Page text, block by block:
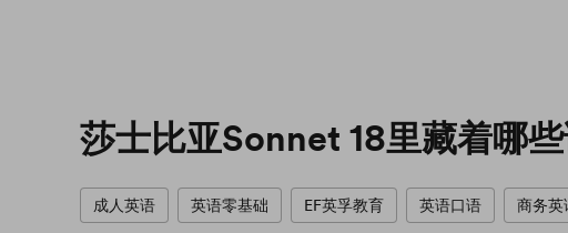
莎士比亚Sonnet 18里藏着哪
成人英语 英语零基础 EF英孚教育 英语口语 商务英